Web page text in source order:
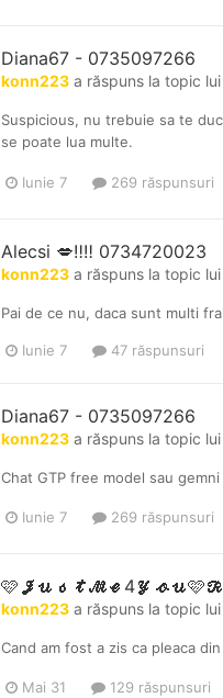
Diana67 - 0735097266
konn223 a răspuns la topic lui
Suspicious, nu trebuie sa te
se poate lua multe.
Iunie 7 269 răspunsuri
Alecsi 💋‼️‼️ 0734720023
konn223 a răspuns la topic lui
Pai de ce nu, daca sunt multi
Iunie 7 47 răspunsuri
Diana67 - 0735097266
konn223 a răspuns la topic lui
Chat GTP free model sau
Iunie 7 269 răspunsuri
konn223 a răspuns la topic lui
Cand am fost a zis ca pleaca
Mai 31 129 răspunsuri